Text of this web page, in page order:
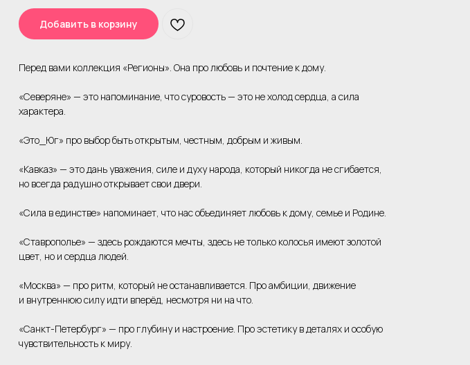
Добавить в корзину
Перед вами коллекция «Регионы». Она про любовь и почтение к дому.
«Северяне» — это напоминание, что суровость — это не холод сердца, а сила
характера.
«Это_Юг» про выбор быть открытым, честным, добрым и живым.
«Кавказ» — это дань уважения, силе и духу народа, который никогда не сгибается,
но всегда радушно открывает свои двери.
«Сила в единстве» напоминает, что нас объединяет любовь к дому, семье и Родине.
«Ставрополье» — здесь рождаются мечты, здесь не только колосья имеют золотой
цвет, но и сердца людей.
«Москва» — про ритм, который не останавливается. Про амбиции, движение
и внутреннюю силу идти вперёд, несмотря ни на что.
«Санкт-Петербург» — про глубину и настроение. Про эстетику в деталях и особую
чувствительность к миру.